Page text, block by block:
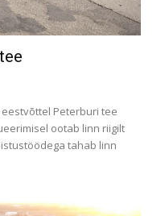
Peterburi tee
ootab linn riigilt
tahab linn